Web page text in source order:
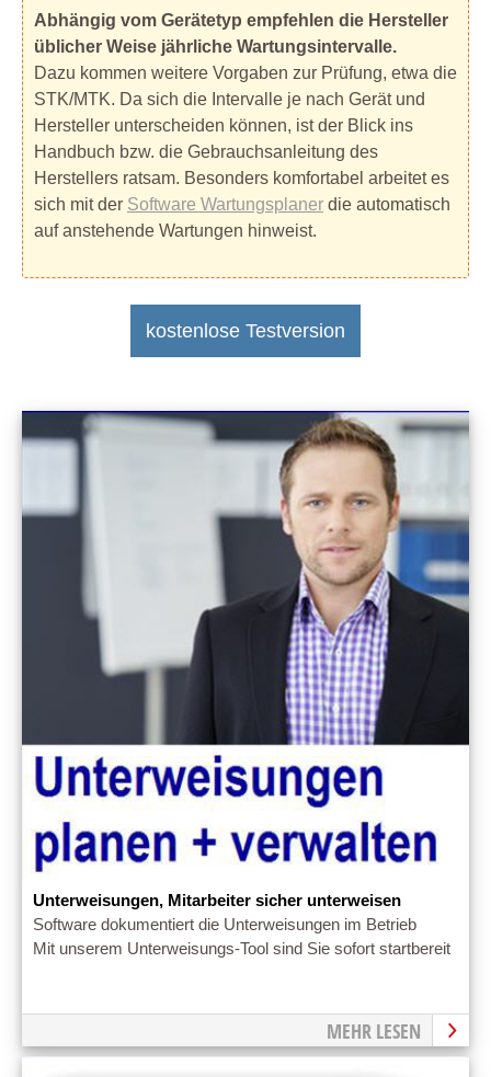
Abhängig vom Gerätetyp empfehlen die Hersteller
üblicher Weise jährliche Wartungsintervalle.
Dazu kommen weitere Vorgaben zur Prüfung, etwa die
STK/MTK. Da sich die Intervalle je nach Gerät und
Hersteller unterscheiden können, ist der Blick ins
Handbuch bzw. die Gebrauchsanleitung des
Herstellers ratsam. Besonders komfortabel arbeitet es
sich mit der Software Wartungsplaner die automatisch
auf anstehende Wartungen hinweist.
kostenlose Testversion
Unterweisungen, Mitarbeiter sicher unterweisen
Software dokumentiert die Unterweisungen im Betrieb
Mit unserem Unterweisungs-Tool sind Sie sofort startbereit
MEHR LESEN